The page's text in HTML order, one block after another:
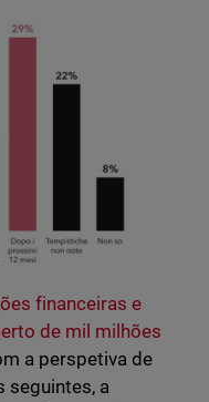
financeiras e
de mil milhões
a perspetiva de
seguintes, a